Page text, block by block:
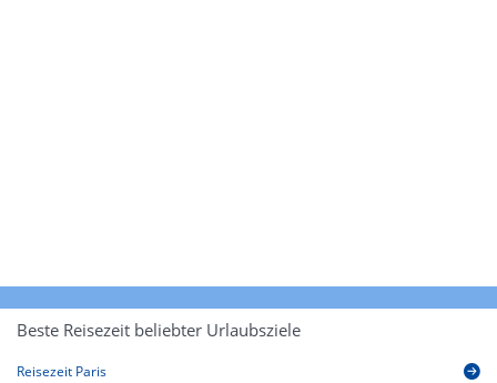
Beste Reisezeit beliebter Urlaubsziele
Reisezeit Paris